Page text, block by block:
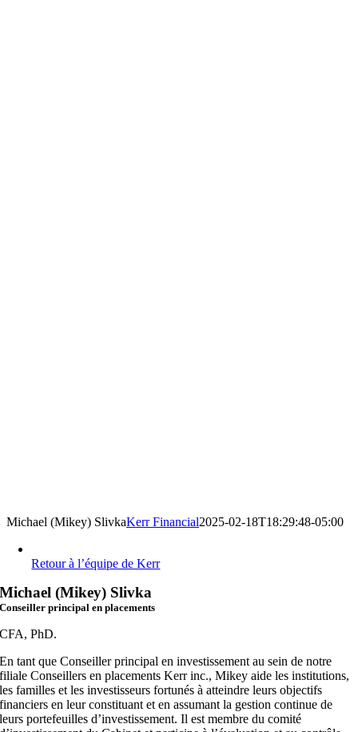
Michael (Mikey) SlivkaKerr Financial2025-02-18T18:29:48-05:00
Retour à l’équipe de Kerr
Michael (Mikey) Slivka
Conseiller principal en placements
CFA, PhD.
En tant que Conseiller principal en investissement au sein de notre
filiale Conseillers en placements Kerr inc., Mikey aide les institutions,
les familles et les investisseurs fortunés à atteindre leurs objectifs
financiers en leur constituant et en assumant la gestion continue de
leurs portefeuilles d’investissement. Il est membre du comité